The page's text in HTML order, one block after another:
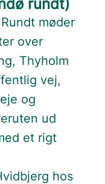
rundt)
møder
over
Thyholm
vej,
og
ud
et rigt
hos